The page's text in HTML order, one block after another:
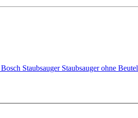
Bosch Staubsauger Staubsauger ohne Beutel